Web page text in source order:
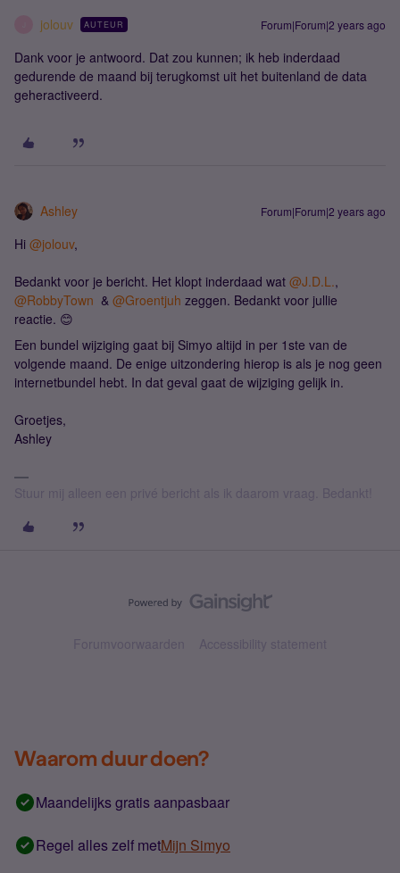
jolouv AUTEUR Forum|Forum|2 years ago
Dank voor je antwoord. Dat zou kunnen; ik heb inderdaad
gedurende de maand bij terugkomst uit het buitenland de data
geheractiveerd.
Ashley Forum|Forum|2 years ago
Hi @jolouv,
Bedankt voor je bericht. Het klopt inderdaad wat @J.D.L.,
@RobbyTown & @Groentjuh zeggen. Bedankt voor jullie
reactie. 😊
Een bundel wijziging gaat bij Simyo altijd in per 1ste van de
volgende maand. De enige uitzondering hierop is als je nog geen
internetbundel hebt. In dat geval gaat de wijziging gelijk in.
Groetjes,
Ashley
Stuur mij alleen een privé bericht als ik daarom vraag. Bedankt!
Forumvoorwaarden Accessibility statement
Waarom duur doen?
Maandelijks gratis aanpasbaar
Regel alles zelf metMijn Simyo